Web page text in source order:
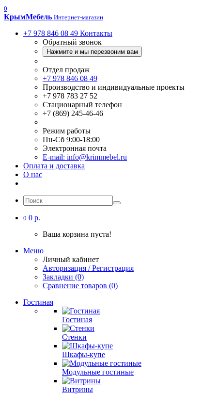
0
КрымМебель Интернет-магазин
+7 978 846 08 49 Контакты
Обратный звонок
Нажмите и мы перезвоним вам
Отдел продаж
+7 978 846 08 49
Производство и индивидуальные проекты
+7 978 783 27 52
Стационарный телефон
+7 (869) 245-46-46
Режим работы
Пн-Сб 9:00-18:00
Электронная почта
E-mail: info@krimmebel.ru
Оплата и доставка
О нас
0 0 р.
Ваша корзина пуста!
Меню
Личный кабинет
Авторизация / Регистрация
Закладки (0)
Сравнение товаров (0)
Гостиная
Гостиная
Стенки
Шкафы-купе
Модульные гостиные
Витрины